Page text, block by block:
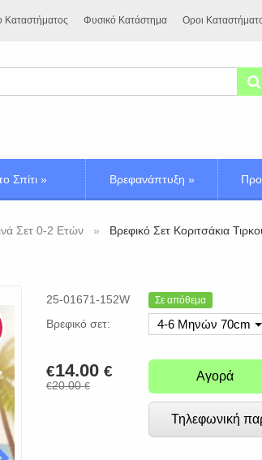
Καταστήματος Φυσικό Κατάστημα Οροι
Σπίτι » Βρεφανάπτυξη »
Σετ 0-2 Ετών Βρεφικό Σετ Κοριτσάκια
25-01671-152W Σε απόθεμα
Βρεφικό σετ: 4-6 Μηνών 70cm
€14.00 €
€20.00€
Αγορά
Τηλεφωνική